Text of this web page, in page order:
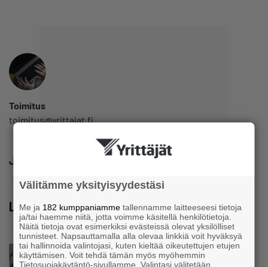
Toimitus
toimitus@yrittajat.fi
Jaa
Lue lisää
Uutinen
Parikkalassa toimii yhä liike, jollainen alkaa
Välitämme yksityisyydestäsi
Me ja 182 kumppaniamme tallennamme laitteeseesi tietoja
ja/tai haemme niitä, jotta voimme käsitellä henkilötietoja.
Näitä tietoja ovat esimerkiksi evästeissä olevat yksilölliset
tunnisteet. Napsauttamalla alla olevaa linkkiä voit hyväksyä
tai hallinnoida valintojasi, kuten kieltää oikeutettujen etujen
käyttämisen. Voit tehdä tämän myös myöhemmin
Tietosuojakäytäntö-sivullamme. Valintasi välitetään